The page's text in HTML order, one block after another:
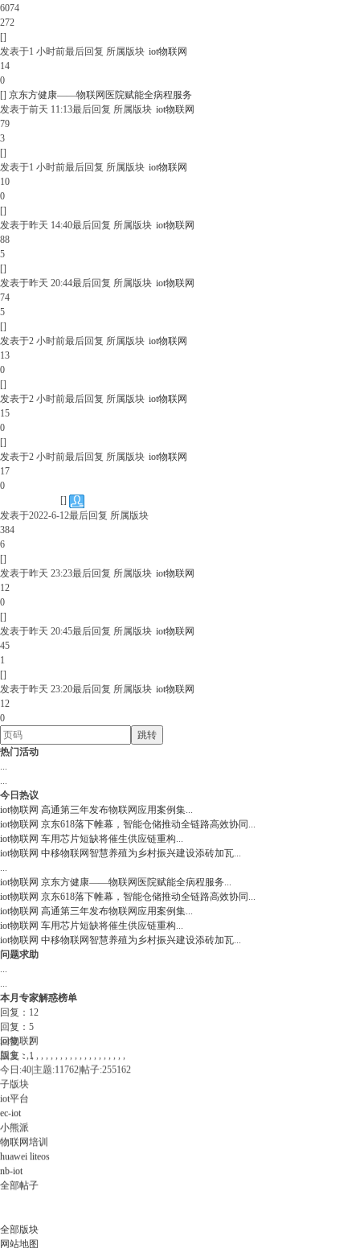
6074
272
[]
发表于1 小时前最后回复 所属版块 iot物联网
14
0
[] 京东方健康——物联网医院赋能全病程服务
发表于前天 11:13最后回复 所属版块 iot物联网
79
3
[]
发表于1 小时前最后回复 所属版块 iot物联网
10
0
[]
发表于昨天 14:40最后回复 所属版块 iot物联网
88
5
[]
发表于昨天 20:44最后回复 所属版块 iot物联网
74
5
[]
发表于2 小时前最后回复 所属版块 iot物联网
13
0
[]
发表于2 小时前最后回复 所属版块 iot物联网
15
0
[]
发表于2 小时前最后回复 所属版块 iot物联网
17
0
[]
发表于2022-6-12最后回复 所属版块
384
6
[]
发表于昨天 23:23最后回复 所属版块 iot物联网
12
0
[]
发表于昨天 20:45最后回复 所属版块 iot物联网
45
1
[]
发表于昨天 23:20最后回复 所属版块 iot物联网
12
0
跳转
热门活动
今日热议
iot物联网 高通第三年发布物联网应用案例集
iot物联网 京东618落下帷幕，智能仓储推动全链路高效协同
iot物联网 车用芯片短缺将催生供应链重构
iot物联网 中移物联网智慧养殖为乡村振兴建设添砖加瓦
iot物联网 京东方健康——物联网医院赋能全病程服务
iot物联网 京东618落下帷幕，智能仓储推动全链路高效协同
iot物联网 高通第三年发布物联网应用案例集
iot物联网 车用芯片短缺将催生供应链重构
iot物联网 中移物联网智慧养殖为乡村振兴建设添砖加瓦
问题求助
本月专家解惑榜单
回复：12
回复：5
回复：2
回复：1
iot物联网
版主 :, , , , , , , , , , , , , , , , , , , , ,
今日:40 主题:11762帖子:255162
子版块
iot平台
ec-iot
小熊派
物联网培训
huawei liteos
nb-iot
全部帖子
全部版块
网站地图